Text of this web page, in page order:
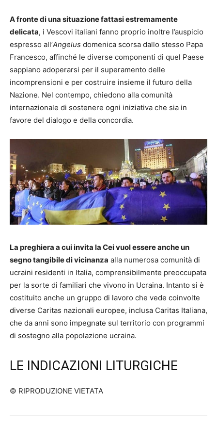
A fronte di una situazione fattasi estremamente
delicata, i Vescovi italiani fanno proprio inoltre l’auspicio
espresso all’Angelus domenica scorsa dallo stesso Papa
Francesco, affinché le diverse componenti di quel Paese
sappiano adoperarsi per il superamento delle
incomprensioni e per costruire insieme il futuro della
Nazione. Nel contempo, chiedono alla comunità
internazionale di sostenere ogni iniziativa che sia in
favore del dialogo e della concordia.
La preghiera a cui invita la Cei vuol essere anche un
segno tangibile di vicinanza alla numerosa comunità di
ucraini residenti in Italia, comprensibilmente preoccupata
per la sorte di familiari che vivono in Ucraina. Intanto si è
costituito anche un gruppo di lavoro che vede coinvolte
diverse Caritas nazionali europee, inclusa Caritas Italiana,
che da anni sono impegnate sul territorio con programmi
di sostegno alla popolazione ucraina.
LE INDICAZIONI LITURGICHE
© RIPRODUZIONE VIETATA